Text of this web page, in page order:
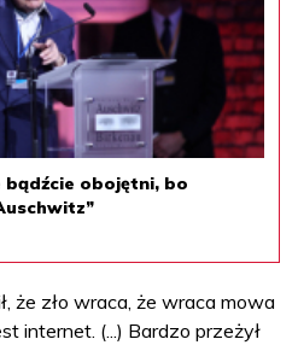
bądźcie obojętni, bo
że zło wraca, że wraca mowa
internet. (...) Bardzo przeżył